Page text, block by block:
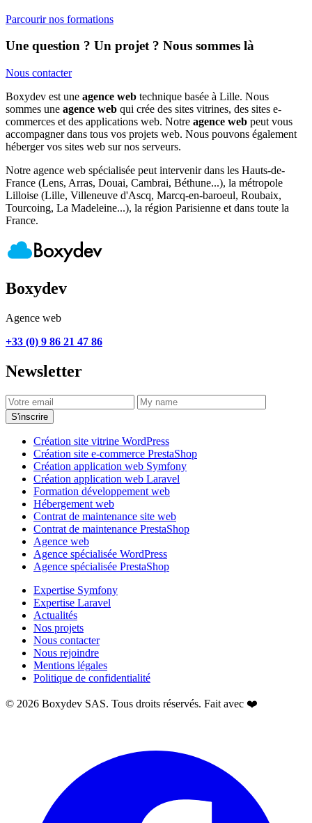
Parcourir nos formations
Une question ? Un projet ? Nous sommes là
Nous contacter
Boxydev est une agence web technique basée à Lille. Nous
sommes une agence web qui crée des sites vitrines, des sites e-
commerces et des applications web. Notre agence web peut vous
accompagner dans tous vos projets web. Nous pouvons également
héberger vos sites web sur nos serveurs.
Notre agence web spécialisée peut intervenir dans les Hauts-de-
France (Lens, Arras, Douai, Cambrai, Béthune...), la métropole
Lilloise (Lille, Villeneuve d'Ascq, Marcq-en-baroeul, Roubaix,
Tourcoing, La Madeleine...), la région Parisienne et dans toute la
France.
Boxydev
Agence web
+33 (0) 9 86 21 47 86
Newsletter
S'inscrire
Création site vitrine WordPress
Création site e-commerce PrestaShop
Création application web Symfony
Création application web Laravel
Formation développement web
Hébergement web
Contrat de maintenance site web
Contrat de maintenance PrestaShop
Agence web
Agence spécialisée WordPress
Agence spécialisée PrestaShop
Expertise Symfony
Expertise Laravel
Actualités
Nos projets
Nous contacter
Nous rejoindre
Mentions légales
Politique de confidentialité
© 2026 Boxydev SAS. Tous droits réservés. Fait avec ❤️